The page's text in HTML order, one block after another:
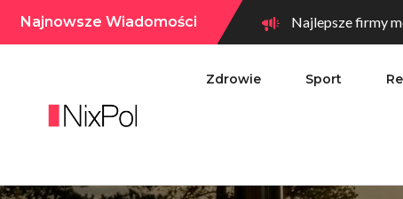
Najnowsze Wiadomości Najlepsze firmy
Zdrowie Sport